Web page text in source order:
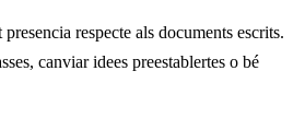
respecte als documents escrits.
canviar idees preestablertes o bé